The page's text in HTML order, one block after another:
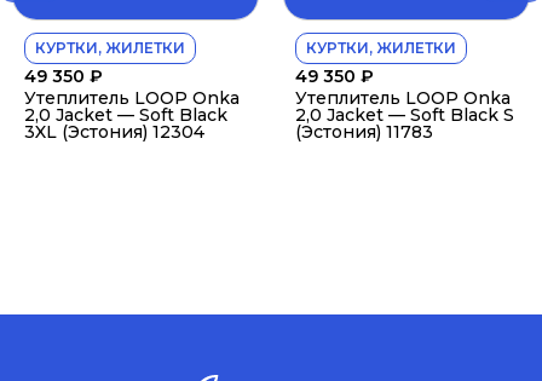
КУРТКИ, ЖИЛЕТКИ
49 350 ₽
Утеплитель LOOP Onka
2,0 Jacket — Soft Black
3XL (Эстония) 12304
КУРТКИ, ЖИЛЕТКИ
49 350 ₽
Утеплитель LOOP Onka
2,0 Jacket — Soft Black S
(Эстония) 11783